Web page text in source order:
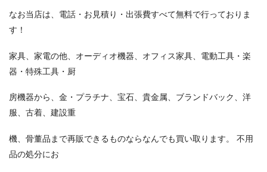
なお当店は、電話・お見積り・出張費すべて無料で行っておりま
す！
家具、家電の他、オーディオ機器、オフィス家具、電動工具・楽
器・特殊工具・厨
房機器から、金・プラチナ、宝石、貴金属、ブランドバック、洋
服、古着、建設重
機、骨董品まで再販できるものならなんでも買い取ります。 不用
品の処分にお